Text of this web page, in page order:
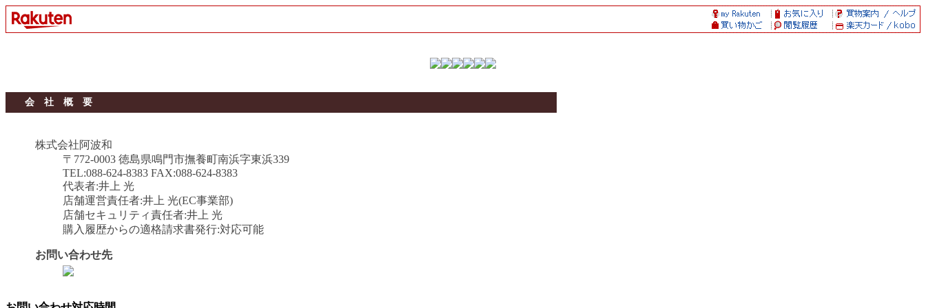
会 社 概 要
株式会社阿波和
〒772-0003 徳島県鳴門市撫養町南浜字東浜339
TEL:088-624-8383 FAX:088-624-8383
代表者:井上 光
店舗運営責任者:井上 光(EC事業部)
店舗セキュリティ責任者:井上 光
購入履歴からの適格請求書発行:対応可能
お問い合わせ先